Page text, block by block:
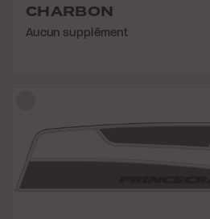
CHARBON
Aucun supplément